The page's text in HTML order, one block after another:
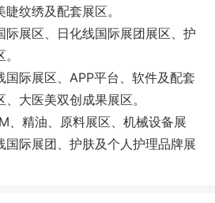
纹绣及配套展区。
际展区、日化线国际展团展区、护
国际展区、APP平台、软件及配套
大医美双创成果展区。
、精油、原料展区、机械设备展
国际展团、护肤及个人护理品牌展